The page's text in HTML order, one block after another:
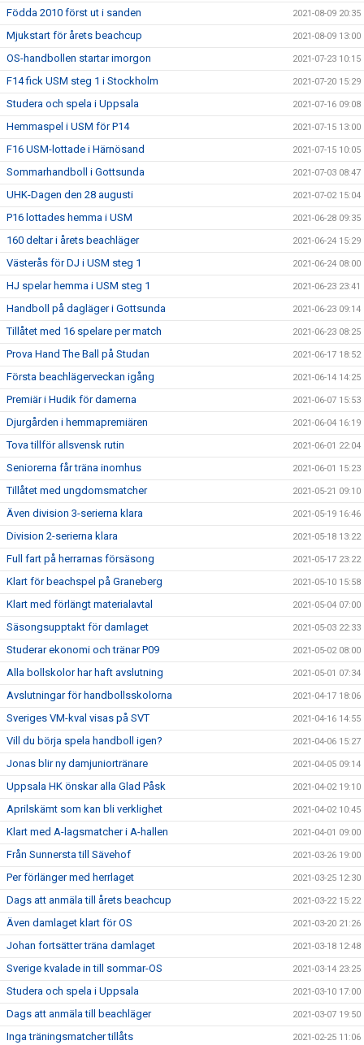
Födda 2010 först ut i sanden 2021-08-09 20:35
Mjukstart för årets beachcup 2021-08-09 13:00
OS-handbollen startar imorgon 2021-07-23 10:15
F14 fick USM steg 1 i Stockholm 2021-07-20 15:29
Studera och spela i Uppsala 2021-07-16 09:08
Hemmaspel i USM för P14 2021-07-15 13:00
F16 USM-lottade i Härnösand 2021-07-15 10:05
Sommarhandboll i Gottsunda 2021-07-03 08:47
UHK-Dagen den 28 augusti 2021-07-02 15:04
P16 lottades hemma i USM 2021-06-28 09:35
160 deltar i årets beachläger 2021-06-24 15:29
Västerås för DJ i USM steg 1 2021-06-24 08:00
HJ spelar hemma i USM steg 1 2021-06-23 23:41
Handboll på dagläger i Gottsunda 2021-06-23 09:14
Tillåtet med 16 spelare per match 2021-06-23 08:25
Prova Hand The Ball på Studan 2021-06-17 18:52
Första beachlägerveckan igång 2021-06-14 14:25
Premiär i Hudik för damerna 2021-06-07 15:53
Djurgården i hemmapremiären 2021-06-04 16:19
Tova tillför allsvensk rutin 2021-06-01 22:04
Seniorerna får träna inomhus 2021-06-01 15:23
Tillåtet med ungdomsmatcher 2021-05-21 09:10
Även division 3-serierna klara 2021-05-19 16:46
Division 2-serierna klara 2021-05-18 13:22
Full fart på herrarnas försäsong 2021-05-17 23:22
Klart för beachspel på Graneberg 2021-05-10 15:58
Klart med förlängt materialavtal 2021-05-04 07:00
Säsongsupptakt för damlaget 2021-05-03 22:33
Studerar ekonomi och tränar P09 2021-05-02 08:00
Alla bollskolor har haft avslutning 2021-05-01 07:34
Avslutningar för handbollsskolorna 2021-04-17 18:06
Sveriges VM-kval visas på SVT 2021-04-16 14:55
Vill du börja spela handboll igen? 2021-04-06 15:27
Jonas blir ny damjuniortränare 2021-04-05 09:14
Uppsala HK önskar alla Glad Påsk 2021-04-02 19:10
Aprilskämt som kan bli verklighet 2021-04-02 10:45
Klart med A-lagsmatcher i A-hallen 2021-04-01 09:00
Från Sunnersta till Sävehof 2021-03-26 19:00
Per förlänger med herrlaget 2021-03-25 12:30
Dags att anmäla till årets beachcup 2021-03-22 15:22
Även damlaget klart för OS 2021-03-20 21:26
Johan fortsätter träna damlaget 2021-03-18 12:48
Sverige kvalade in till sommar-OS 2021-03-14 23:25
Studera och spela i Uppsala 2021-03-10 17:00
Dags att anmäla till beachläger 2021-03-07 19:50
Inga träningsmatcher tillåts 2021-02-25 11:06